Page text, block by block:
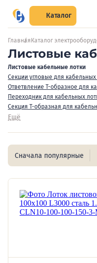
Каталог
Главная Каталог
Листовые
Листовые кабельные лотки
Секции угловые для кабельных
Ответвление Т-образное для
Переходник для кабельных
Секция Т-образная для
Ещё
Сначала популярные